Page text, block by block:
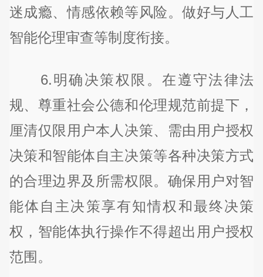
迷成瘾、情感依赖等风险。做好与人工
智能伦理审查等制度衔接。
6.明确决策权限。在遵守法律法
规、尊重社会公德和伦理规范前提下，
厘清仅限用户本人决策、需由用户授权
决策和智能体自主决策等各种决策方式
的合理边界及所需权限。确保用户对智
能体自主决策享有知情权和最终决策
权，智能体执行操作不得超出用户授权
范围。